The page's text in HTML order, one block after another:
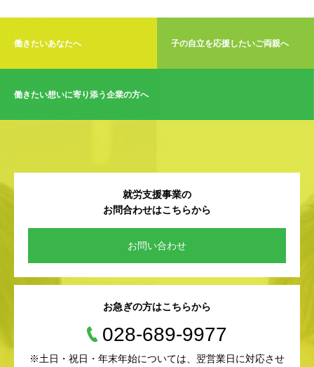
働きたいあなたへ 子の自立を応援したいご両親へ
働きたい想いに寄り添う企業の方へ
就労支援事業の
お問合わせはこちらから
お問い合わせ
お急ぎの方はこちらから
028-689-9977
※土日・祝日・年末年始については、翌営業日に対応させ